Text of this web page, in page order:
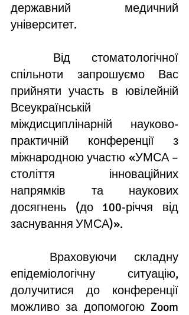
державний медичний
університет.
спільноти запрошуємо Вас
прийняти участь в ювілейній
Всеукраїнській
міждисциплінарній науково-
практичній конференції з
міжнародною участю «УМСА –
століття інноваційних
напрямків та наукових
досягнень (до 100-річчя від
заснування УМСА)».
епідеміологічну ситуацію,
долучитися до конференції
можливо за допомогою Zoom